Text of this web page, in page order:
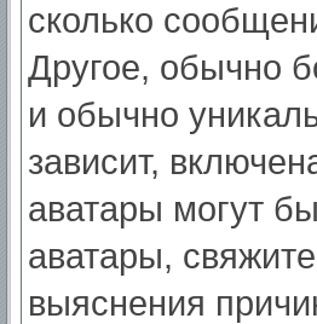
сколько
Другое, обычно
и обычно
зависит,
аватары могут
аватары,
выяснения